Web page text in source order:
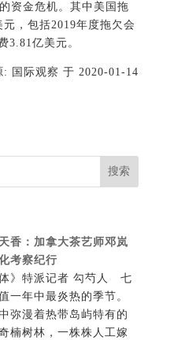
资金危机。其中美国拖
，包括2019年度拖欠会
3.81亿美元。
: 国际观察 于2020-01-14
香：加拿大茶艺师邓岚
考察纪行
体》特派记者 勾芍人 七
一年中最炎热的季节。
弥漫着热带岛屿特有的
楠树林，一株株人工嫁